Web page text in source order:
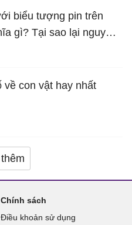
biểu tượng pin trên
gì? Tại sao lại nguy
về con vật hay nhất
Chính sách
Điều khoản sử dụng